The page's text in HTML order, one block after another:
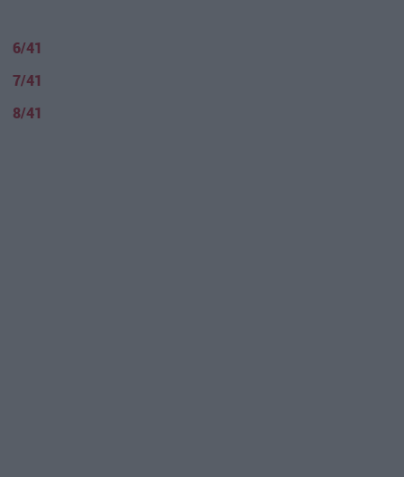
6/41
7/41
8/41